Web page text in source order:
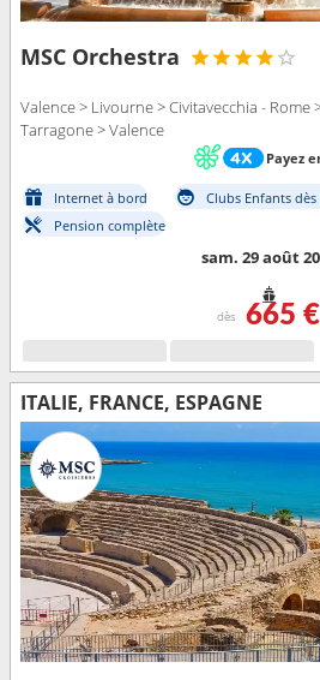
MSC Orchestra
Valence > Livourne > Civitavecchia - Rome
Tarragone > Valence
Payez
Internet à bord Clubs Enfants dès
Pension complète
sam. 29 août
dès 665 €
ITALIE, FRANCE, ESPAGNE